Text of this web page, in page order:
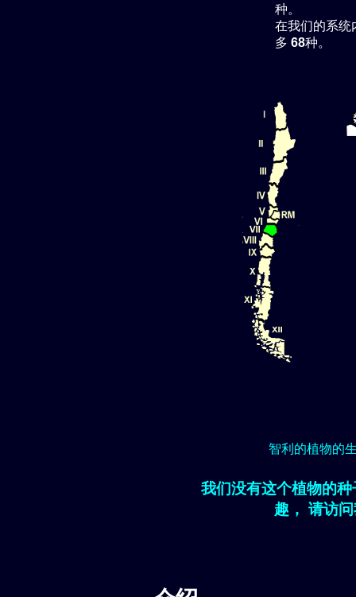
种。
在我们的系统
多 68种。
智利的植物的
我们没有这个植物的
趣， 请访